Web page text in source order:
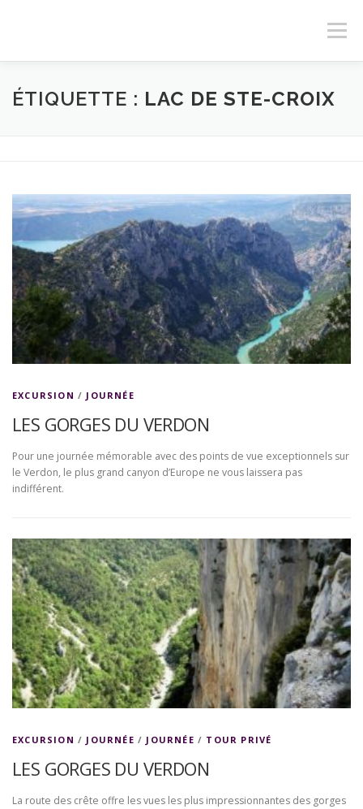
Menu
ACCUEIL SERVICES OFFRIR CONTACT
ÉTIQUETTE : LAC DE STE-CROIX
EXCURSION / JOURNÉE
LES GORGES DU VERDON
Pour une journée mémorable avec des points de vue exceptionnels sur
le Verdon, le plus grand canyon d’Europe ne vous laissera pas
indifférent.
EXCURSION / JOURNÉE / JOURNÉE / TOUR PRIVÉ
LES GORGES DU VERDON
La route des crête offre les vues les plus impressionnantes des gorges